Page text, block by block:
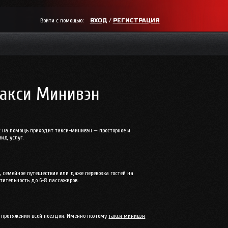
Войти с помощью: ВХОД / РЕГИСТРАЦИЯ
Минивэн
на помощь приходит такси-минивэн — просторное и
услуг.
путешествие или даже перевозка гостей на
до 6-8 пассажиров.
всей поездки. Именно поэтомутакси минивэн